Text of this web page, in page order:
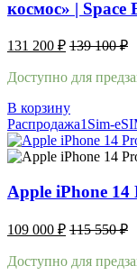
космос» | Space
131 200 ₽ 139 100₽
Доступно для
В корзину
Распродажа1Sim-
Apple iPhone 14
109 000 ₽ 115 550₽
Доступно для